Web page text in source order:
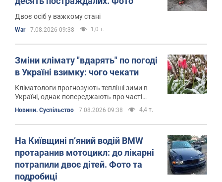
Двоє осіб у важкому стані
War 7.08.2026 09:38 1,0 т.
Зміни клімату "вдарять" по погоді
в Україні взимку: чого чекати
Кліматологи прогнозують тепліші зими в
Україні, однак попереджають про часті
перепади температури
Новини. Суспільство 7.08.2026 09:38 4,4 т.
На Київщині п’яний водій BMW
протаранив мотоцикл: до лікарні
потрапили двоє дітей. Фото та
подробиці